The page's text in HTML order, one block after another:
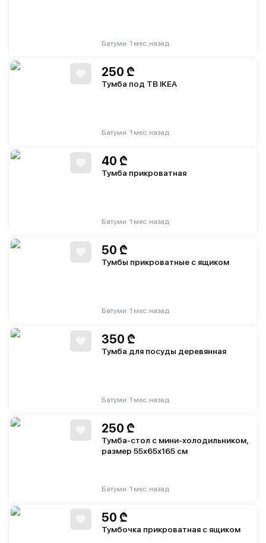
Батуми 1 мес. назад
250 ₾
Тумба под ТВ IKEA
Батуми 1 мес. назад
40 ₾
Тумба прикроватная
Батуми 1 мес. назад
50 ₾
Тумбы прикроватные с ящиком
Батуми 1 мес. назад
350 ₾
Тумба для посуды деревянная
Батуми 1 мес. назад
250 ₾
Тумба-стол с мини-холодильником,
размер 55х65х165 см
Батуми 1 мес. назад
50 ₾
Тумбочка прикроватная с ящиком